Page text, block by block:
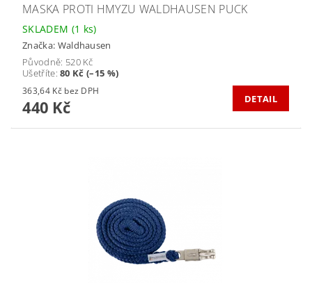
MASKA PROTI HMYZU WALDHAUSEN PUCK
SKLADEM (1 ks)
Značka: Waldhausen
Původně: 520 Kč
Ušetříte:80 Kč (–15 %)
363,64 Kč bez DPH
440 Kč DETAIL